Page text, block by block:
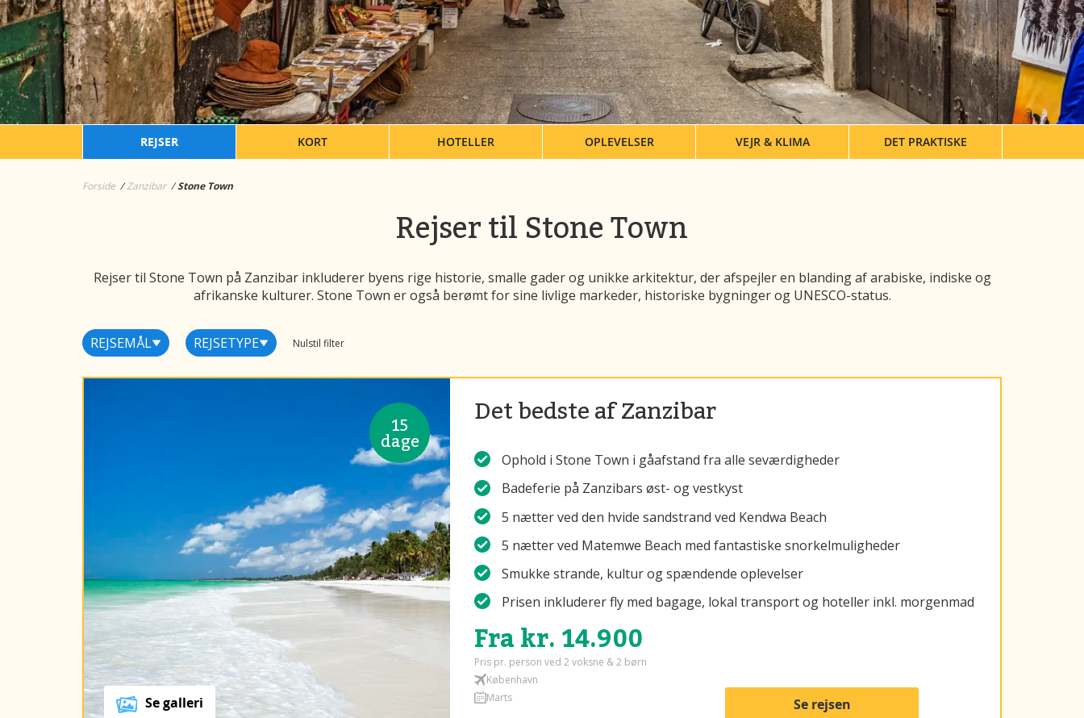
REJSER KORT HOTELLER OPLEVELSER VEJR & KLIMA DET PRAKTISKE
Forside Zanzibar Stone Town
Rejser til Stone Town
Rejser til Stone Town på Zanzibar inkluderer byens rige historie, smalle gader og unikke arkitektur, der afspejler en blanding af arabiske, indiske og
afrikanske kulturer. Stone Town er også berømt for sine livlige markeder, historiske bygninger og UNESCO-status.
REJSEMÅL REJSETYPE Nulstil filter
15
dage
Se galleri
Det bedste af Zanzibar
Ophold i Stone Town i gåafstand fra alle seværdigheder
Badeferie på Zanzibars øst- og vestkyst
5 nætter ved den hvide sandstrand ved Kendwa Beach
5 nætter ved Matemwe Beach med fantastiske snorkelmuligheder
Smukke strande, kultur og spændende oplevelser
Prisen inkluderer fly med bagage, lokal transport og hoteller inkl. morgenmad
Fra kr. 14.900
Pris pr. person ved 2 voksne & 2 børn
København
Marts
Se rejsen